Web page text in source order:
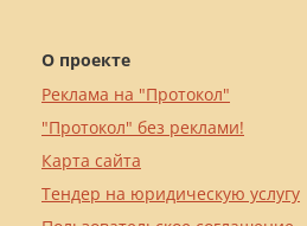
О проекте
Реклама на "Протокол"
"Протокол" без реклами!
Карта сайта
Тендер на юридическую услугу